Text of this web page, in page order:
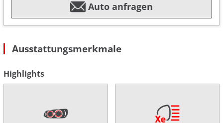
Auto anfragen
Ausstattungsmerkmale
Highlights